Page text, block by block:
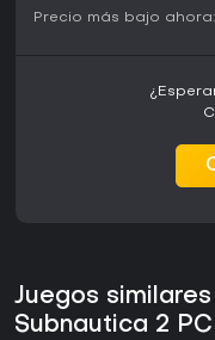
Precio más bajo ahora:
Juegos
Subnautica 2 PC